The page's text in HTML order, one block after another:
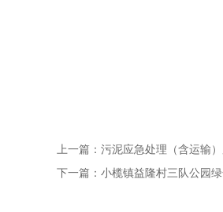
上一篇： 污泥应急处理（含运输
下一篇： 小榄镇益隆村三队公园